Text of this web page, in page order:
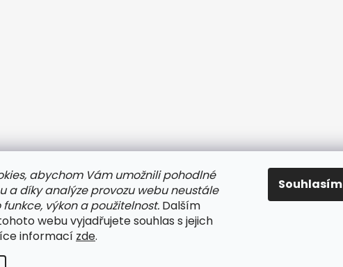
abychom Vám umožnili pohodlné
a díky analýze provozu webu neustále
výkon a použitelnost. Dalším
webu vyjadřujete souhlas s jejich
informací zde.
Souhlasím